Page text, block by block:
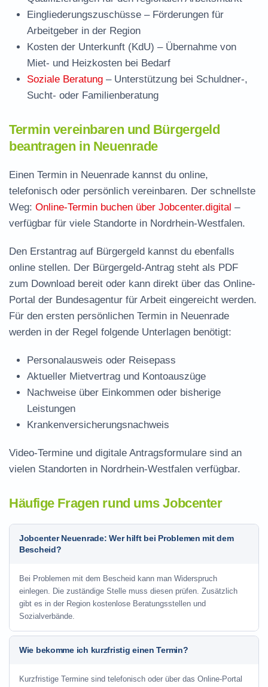
Eingliederungszuschüsse – Förderungen für
Arbeitgeber in der Region
Kosten der Unterkunft (KdU) – Übernahme von
Miet- und Heizkosten bei Bedarf
Soziale Beratung – Unterstützung bei Schuldner-,
Sucht- oder Familienberatung
Termin vereinbaren und Bürgergeld
beantragen in Neuenrade
Einen Termin in Neuenrade kannst du online,
telefonisch oder persönlich vereinbaren. Der schnellste
Weg: Online-Termin buchen über Jobcenter.digital –
verfügbar für viele Standorte in Nordrhein-Westfalen.
Den Erstantrag auf Bürgergeld kannst du ebenfalls
online stellen. Der Bürgergeld-Antrag steht als PDF
zum Download bereit oder kann direkt über das Online-
Portal der Bundesagentur für Arbeit eingereicht werden.
Für den ersten persönlichen Termin in Neuenrade
werden in der Regel folgende Unterlagen benötigt:
Personalausweis oder Reisepass
Aktueller Mietvertrag und Kontoauszüge
Nachweise über Einkommen oder bisherige
Leistungen
Krankenversicherungsnachweis
Video-Termine und digitale Antragsformulare sind an
vielen Standorten in Nordrhein-Westfalen verfügbar.
Häufige Fragen rund ums Jobcenter
Jobcenter Neuenrade: Wer hilft bei Problemen mit dem
Bescheid?
Bei Problemen mit dem Bescheid kann man Widerspruch
einlegen. Die zuständige Stelle muss diesen prüfen. Zusätzlich
gibt es in der Region kostenlose Beratungsstellen und
Sozialverbände.
Wie bekomme ich kurzfristig einen Termin?
Kurzfristige Termine sind telefonisch oder über das Online-Portal